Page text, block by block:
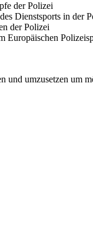
der Polizei
Dienstsports in der
der Polizei
Europäischen
und umzusetzen um